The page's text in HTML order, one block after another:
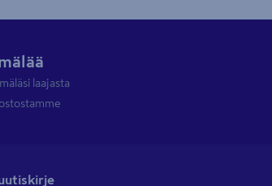
laajasta